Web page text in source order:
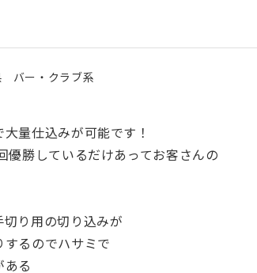
バー・クラブ系
量仕込みが可能です！
優勝しているだけあってお客さんの
り用の切り込みが
るのでハサミで
る